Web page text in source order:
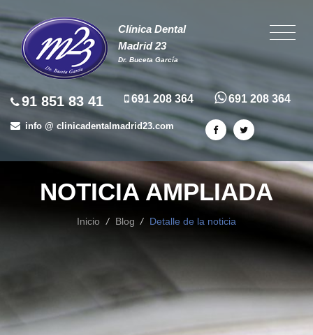
Clínica Dental
Madrid 23
Dr. Buceta García
91 851 83 41 691 208 364 691 208 364
info @ clinicadentalmadrid23.com
NOTICIA AMPLIADA
Inicio / Blog / Detalle de la noticia